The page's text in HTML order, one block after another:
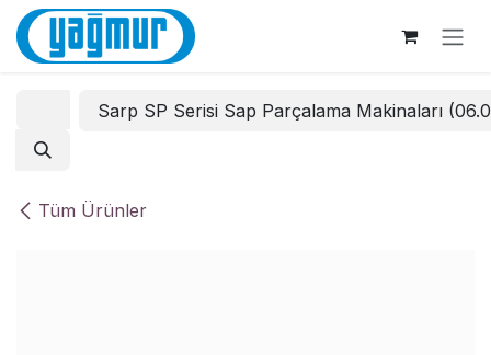
İçereği Atla
Tüm Ürünler
Sarp SP Serisi Sap Parçalama Makinaları